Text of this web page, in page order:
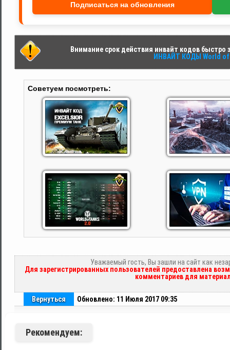
Подписаться на обновления
Внимание срок действия инвайт кодов быстро
ИНВАЙТ КОДЫ World
Советуем посмотреть:
Уважаемый гость, Вы зашли на сайт как
Для зарегистрированных пользователей предоставлена
комментариев для
Вернуться Обновлено: 11 Июля 2017 09:35
Рекомендуем: